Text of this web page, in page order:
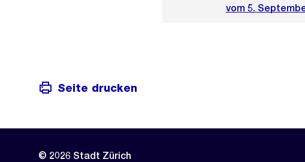
vom 5.
Seite drucken
© 2026 Stadt Zürich